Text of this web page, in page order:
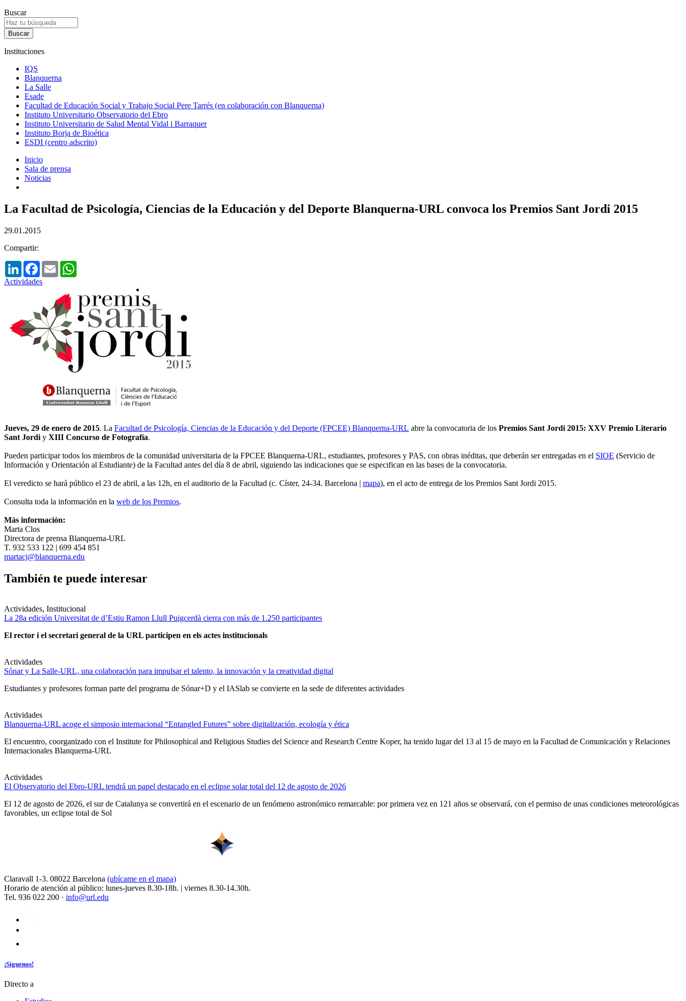
Buscar
Instituciones
IQS
Blanquerna
La Salle
Esade
Facultad de Educación Social y Trabajo Social Pere Tarrés (en colaboración con Blanquerna)
Instituto Universitario Observatorio del Ebro
Instituto Universitario de Salud Mental Vidal i Barraquer
Instituto Borja de Bioética
ESDI (centro adscrito)
Inicio
Sala de prensa
Noticias
La Facultad de Psicología, Ciencias de la Educación y del Deporte Blanquerna-URL convoca los Premios Sant Jordi 2015
29.01.2015
Compartir:
LinkedInFacebook
Email
Actividades
Jueves, 29 de enero de 2015. La Facultad de Psicología, Ciencias de la Educación y del Deporte (FPCEE) Blanquerna-URL abre la convocatoria de los Premios Sant Jordi 2015: XXV Premio Literario
Sant Jordi y XIII Concurso de Fotografía.
Pueden participar todos los miembros de la comunidad universitaria de la FPCEE Blanquerna-URL, estudiantes, profesores y PAS, con obras inéditas, que deberán ser entregadas en el SIOE (Servicio de
Información y Orientación al Estudiante) de la Facultad antes del día 8 de abril, siguiendo las indicaciones que se especifican en las bases de la convocatoria.
El veredicto se hará público el 23 de abril, a las 12h, en el auditorio de la Facultad (c. Císter, 24-34. Barcelona | mapa), en el acto de entrega de los Premios Sant Jordi 2015.
Consulta toda la información en la web de los Premios.
Más información:
Marta Clos
Directora de prensa Blanquerna-URL
T. 932 533 122 | 699 454 851
martacj@blanquerna.edu
También te puede interesar
Actividades, Institucional
La 28a edición Universitat de d’Estiu Ramon Llull Puigcerdà cierra con más de 1.250 participantes
El rector i el secretari general de la URL participen en els actes institucionals
Actividades
Sónar y La Salle-URL, una colaboración para impulsar el talento, la innovación y la creatividad digital
Estudiantes y profesores forman parte del programa de Sónar+D y el IASlab se convierte en la sede de diferentes actividades
Actividades
Blanquerna-URL acoge el simposio internacional “Entangled Futures” sobre digitalización, ecología y ética
El encuentro, coorganizado con el Institute for Philosophical and Religious Studies del Science and Research Centre Koper, ha tenido lugar del 13 al 15 de mayo en la Facultad de Comunicación y Relaciones
Internacionales Blanquerna-URL
Actividades
El Observatorio del Ebro-URL tendrá un papel destacado en el eclipse solar total del 12 de agosto de 2026
El 12 de agosto de 2026, el sur de Catalunya se convertirá en el escenario de un fenómeno astronómico remarcable: por primera vez en 121 años se observará, con el permiso de unas condiciones meteorológicas
favorables, un eclipse total de Sol
Claravall 1-3. 08022 Barcelona (ubícame en el mapa)
Horario de atención al público: lunes-jueves 8.30-18h. | viernes 8.30-14.30h.
Tel. 936 022 200 · info@url.edu
¡Síguenos!
Directo a